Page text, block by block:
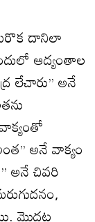
దానిలా
ఆద్యంతాల
లేచారు’’ అనే
అనే వాక్యం
అనే చివరి
మొదట